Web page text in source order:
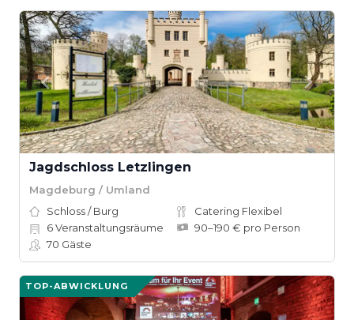
Jagdschloss Letzlingen
Magdeburg / Umland
Schloss / Burg
Catering Flexibel
6Veranstaltungsräume
90–190 € pro Person
70 Gäste
TOP-ABWICKLUNG